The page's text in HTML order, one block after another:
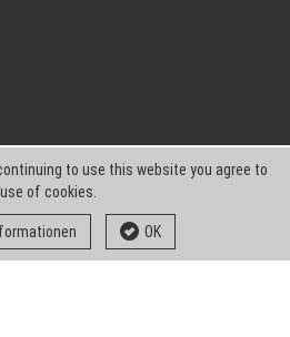
to use this website you agree to
of cookies.
OK